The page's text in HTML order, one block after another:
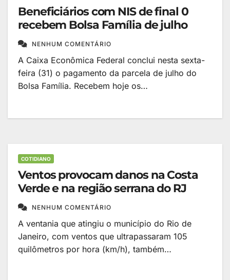
Beneficiários com NIS de final 0
recebem Bolsa Família de julho
NENHUM COMENTÁRIO
A Caixa Econômica Federal conclui nesta sexta-
feira (31) o pagamento da parcela de julho do
Bolsa Família. Recebem hoje os…
COTIDIANO
Ventos provocam danos na Costa
Verde e na região serrana do RJ
NENHUM COMENTÁRIO
A ventania que atingiu o município do Rio de
Janeiro, com ventos que ultrapassaram 105
quilômetros por hora (km/h), também…